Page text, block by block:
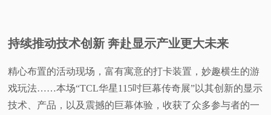
持续推动技术创新 奔赴显示产业更大未来
精心布置的活动现场，富有寓意的打卡装置，妙趣横生的游
戏玩法……本场“TCL华星115吋巨幕传奇展”以其创新的显示
技术、产品，以及震撼的巨幕体验，收获了众多参与者的一